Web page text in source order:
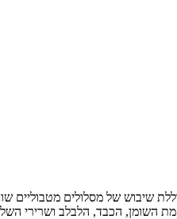
של מסלולים מטבוליים
השומן, הכבד, הלבלב ושרירי